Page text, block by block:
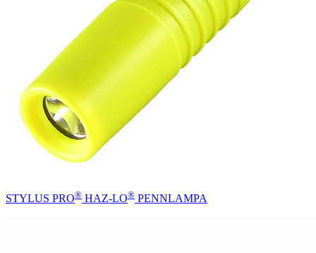
STYLUS PRO® HAZ-LO® PENNLAMPA